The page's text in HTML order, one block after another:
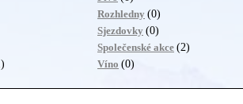
Rozhledny (0)
Sjezdovky (0)
Společenské akce (2)
Víno (0)